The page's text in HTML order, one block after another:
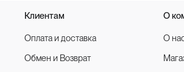
Клиентам
Оплата и доставка
Обмен и Возврат
О
О